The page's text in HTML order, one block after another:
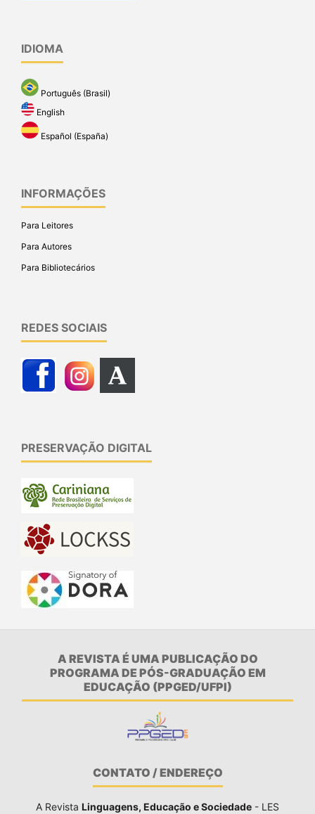
IDIOMA
Português (Brasil)
English
Español (España)
INFORMAÇÕES
Para Leitores
Para Autores
Para Bibliotecários
REDES SOCIAIS
PRESERVAÇÃO DIGITAL
A REVISTA É UMA PUBLICAÇÃO DO
PROGRAMA DE PÓS-GRADUAÇÃO EM
EDUCAÇÃO (PPGED/UFPI)
CONTATO / ENDEREÇO
A Revista Linguagens, Educação e Sociedade - LES